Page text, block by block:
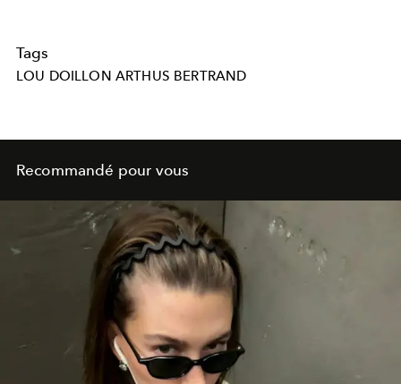
Tags
LOU DOILLON ARTHUS BERTRAND
Recommandé pour vous